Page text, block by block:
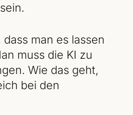
man es lassen
muss die KI zu
Wie das geht,
bei den